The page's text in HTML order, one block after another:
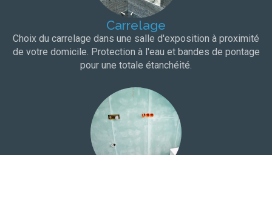
Carrelage
Choix du carrelage dans une salle d'exposition à proximité
de votre domicile. Protection à l'eau et bandes de pontage
pour une totale étanchéité.